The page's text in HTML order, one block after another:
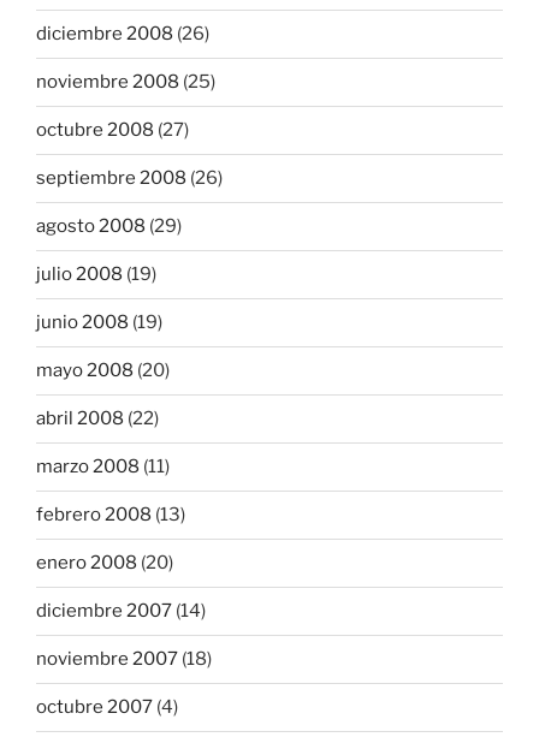
diciembre 2008 (26)
noviembre 2008 (25)
octubre 2008 (27)
septiembre 2008 (26)
agosto 2008 (29)
julio 2008 (19)
junio 2008 (19)
mayo 2008 (20)
abril 2008 (22)
marzo 2008 (11)
febrero 2008 (13)
enero 2008 (20)
diciembre 2007 (14)
noviembre 2007 (18)
octubre 2007 (4)